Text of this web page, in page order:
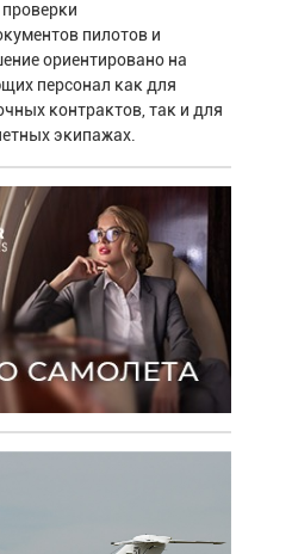
пилотов и
ориентировано на
персонал как для
контрактов, так и для
экипажах.